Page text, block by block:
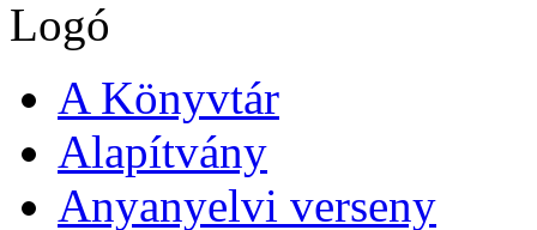
A Könyvtár
Alapítvány
Anyanyelvi verseny